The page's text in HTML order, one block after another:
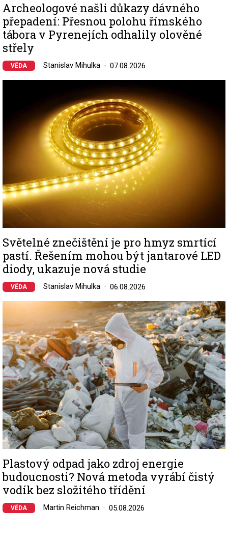
Archeologové našli důkazy dávného
přepadení: Přesnou polohu římského
tábora v Pyrenejích odhalily olověné
střely
VĚDA Stanislav Mihulka 07.08.2026
Světelné znečištění je pro hmyz smrtící
pastí. Řešením mohou být jantarové LED
diody, ukazuje nová studie
VĚDA Stanislav Mihulka 06.08.2026
Image
Plastový odpad jako zdroj energie
budoucnosti? Nová metoda vyrábí čistý
vodík bez složitého třídění
VĚDA Martin Reichman 05.08.2026